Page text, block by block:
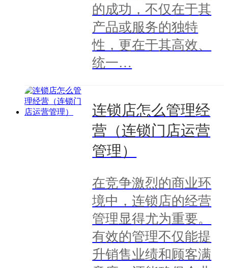
的成功，不仅在于其
产品或服务的独特
性，更在于其高效、
统一…
连锁店怎么管理经
营（连锁门店运营
管理）
在竞争激烈的商业环
境中，连锁店的经营
管理显得尤为重要。
有效的管理不仅能提
升销售业绩和顾客满